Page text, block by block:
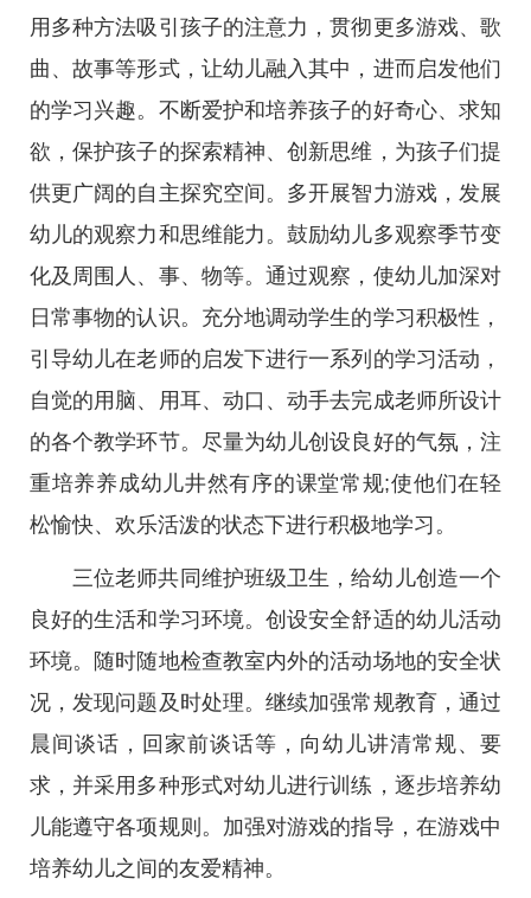
用多种方法吸引孩子的注意力，贯彻更多游戏、歌
曲、故事等形式，让幼儿融入其中，进而启发他们
的学习兴趣。不断爱护和培养孩子的好奇心、求知
欲，保护孩子的探索精神、创新思维，为孩子们提
供更广阔的自主探究空间。多开展智力游戏，发展
幼儿的观察力和思维能力。鼓励幼儿多观察季节变
化及周围人、事、物等。通过观察，使幼儿加深对
日常事物的认识。充分地调动学生的学习积极性，
引导幼儿在老师的启发下进行一系列的学习活动，
自觉的用脑、用耳、动口、动手去完成老师所设计
的各个教学环节。尽量为幼儿创设良好的气氛，注
重培养养成幼儿井然有序的课堂常规;使他们在轻
松愉快、欢乐活泼的状态下进行积极地学习。
三位老师共同维护班级卫生，给幼儿创造一个
良好的生活和学习环境。创设安全舒适的幼儿活动
环境。随时随地检查教室内外的活动场地的安全状
况，发现问题及时处理。继续加强常规教育，通过
晨间谈话，回家前谈话等，向幼儿讲清常规、要
求，并采用多种形式对幼儿进行训练，逐步培养幼
儿能遵守各项规则。加强对游戏的指导，在游戏中
培养幼儿之间的友爱精神。